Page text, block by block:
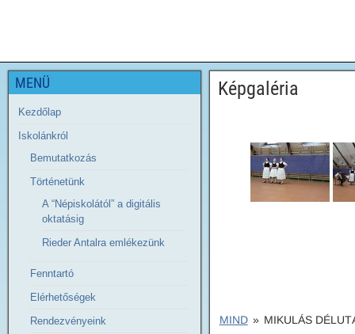
Képgaléria
MIND » MIKULÁS
MENÜ
Kezdőlap
Iskolánkról
Bemutatkozás
Történetünk
A “Népiskolától” a digitális
oktatásig
Rieder Antalra emlékezünk
Fenntartó
Elérhetőségek
Rendezvényeink